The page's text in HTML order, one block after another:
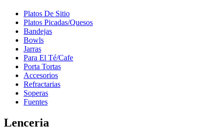
Platos De Sitio
Platos Picadas/Quesos
Bandejas
Bowls
Jarras
Para El Té/Cafe
Porta Tortas
Accesorios
Refractarias
Soperas
Fuentes
Lenceria